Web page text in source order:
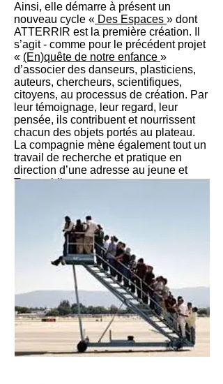
Ainsi, elle démarre à présent un
nouveau cycle « Des Espaces » dont
ATTERRIR est la première création. Il
s’agit - comme pour le précédent projet
« (En)quête de notre enfance »
d’associer des danseurs, plasticiens,
auteurs, chercheurs, scientifiques,
citoyens, au processus de création. Par
leur témoignage, leur regard, leur
pensée, ils contribuent et nourrissent
chacun des objets portés au plateau.
La compagnie mène également tout un
travail de recherche et pratique en
direction d’une adresse au jeune et
Tout-public.